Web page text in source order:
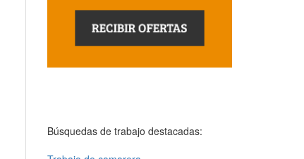
Búsquedas de trabajo destacadas: